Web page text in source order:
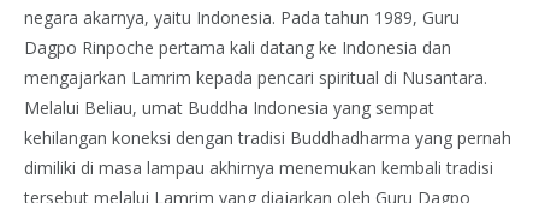
negara akarnya, yaitu Indonesia. Pada tahun 1989, Guru
Dagpo Rinpoche pertama kali datang ke Indonesia dan
mengajarkan Lamrim kepada pencari spiritual di Nusantara.
Melalui Beliau, umat Buddha Indonesia yang sempat
kehilangan koneksi dengan tradisi Buddhadharma yang pernah
dimiliki di masa lampau akhirnya menemukan kembali tradisi
tersebut melalui Lamrim yang diajarkan oleh Guru Dagpo